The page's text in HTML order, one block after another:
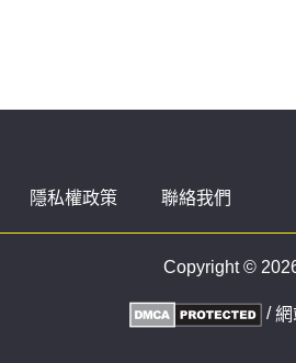
隱私權政策 聯絡我們
Copyright ©
/網